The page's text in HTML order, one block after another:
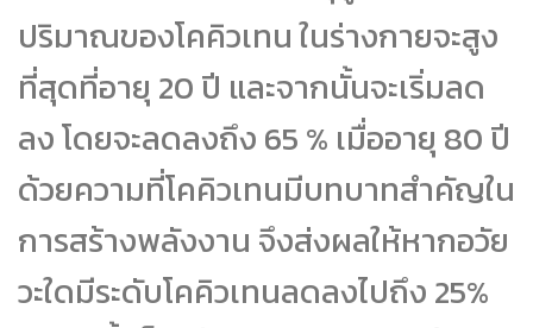
ปริมาณของโคคิวเทน ในร่างกายจะสูง
ที่สุดที่อายุ 20 ปี และจากนั้นจะเริ่มลด
ลง โดยจะลดลงถึง 65 % เมื่ออายุ 80 ปี
ด้วยความที่โคคิวเทนมีบทบาทสำคัญใน
การสร้างพลังงาน จึงส่งผลให้หากอวัย
วะใดมีระดับโคคิวเทนลดลงไปถึง 25%